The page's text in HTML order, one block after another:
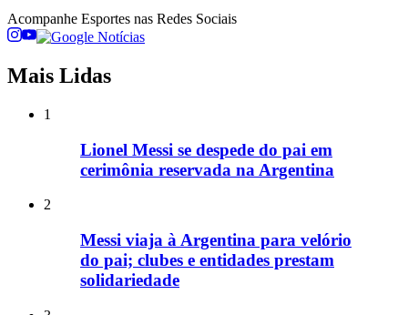
Acompanhe Esportes nas Redes Sociais
Mais Lidas
1
Lionel Messi se despede do pai em
cerimônia reservada na Argentina
2
Messi viaja à Argentina para velório
do pai; clubes e entidades prestam
solidariedade